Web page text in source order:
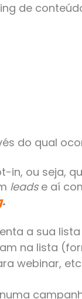
de
do qual
in, ou seja,
leadse aí
.
a sua
na lista
webinar,